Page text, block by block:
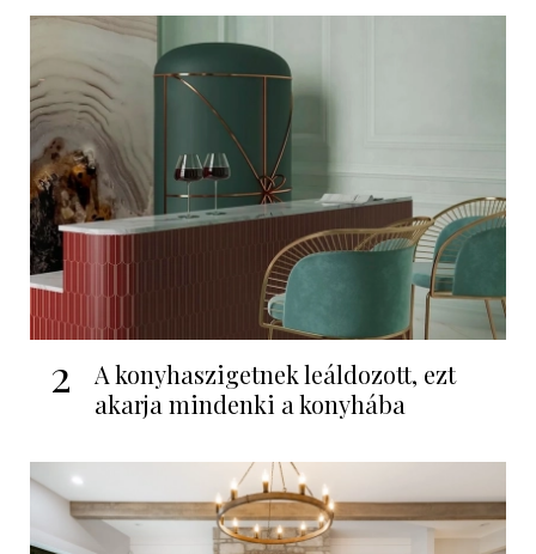
2
A konyhaszigetnek leáldozott, ezt
akarja mindenki a konyhába